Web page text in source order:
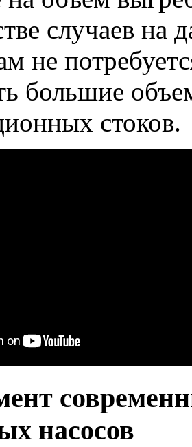
случаев на
не
большие
стоков.
насосов